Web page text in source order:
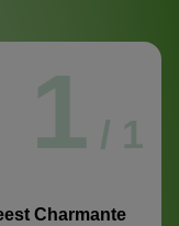
1 / 1
Charmante